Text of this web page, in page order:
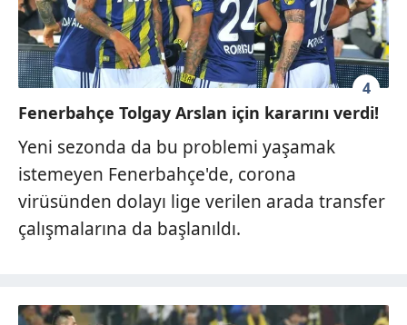
4
Fenerbahçe Tolgay Arslan için kararını verdi!
Yeni sezonda da bu problemi yaşamak
istemeyen Fenerbahçe'de, corona
virüsünden dolayı lige verilen arada transfer
çalışmalarına da başlanıldı.